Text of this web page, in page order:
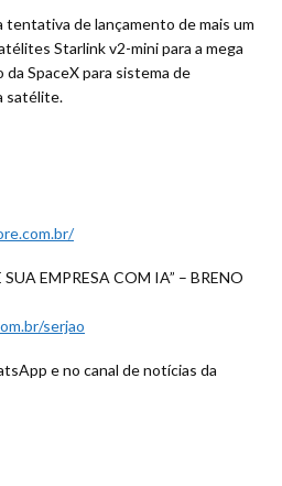
tentativa de lançamento de mais um
Starlink v2-mini para a mega
SpaceX para sistema de
satélite.
EMPRESA COM IA” – BRENO
serjao
e no canal de notícias da